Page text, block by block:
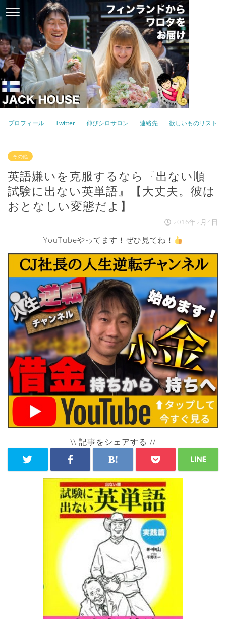
プロフィール Twitter 伸びシロサロン 連絡先 欲しいものリスト
その他
英語嫌いを克服するなら『出ない順
試験に出ない英単語』【大丈夫。彼は
おとなしい変態だよ】
2016年2月4日
YouTubeやってます！ぜひ見てね！
\\ 記事をシェアする //